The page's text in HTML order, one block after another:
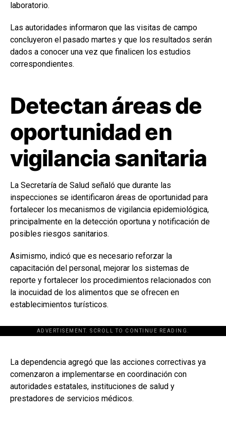
laboratorio.
Las autoridades informaron que las visitas de campo
concluyeron el pasado martes y que los resultados serán
dados a conocer una vez que finalicen los estudios
correspondientes.
Detectan áreas de
oportunidad en
vigilancia sanitaria
La Secretaría de Salud señaló que durante las
inspecciones se identificaron áreas de oportunidad para
fortalecer los mecanismos de vigilancia epidemiológica,
principalmente en la detección oportuna y notificación de
posibles riesgos sanitarios.
Asimismo, indicó que es necesario reforzar la
capacitación del personal, mejorar los sistemas de
reporte y fortalecer los procedimientos relacionados con
la inocuidad de los alimentos que se ofrecen en
establecimientos turísticos.
ADVERTISEMENT. SCROLL TO CONTINUE READING.
[adsforwp id="243463"]
La dependencia agregó que las acciones correctivas ya
comenzaron a implementarse en coordinación con
autoridades estatales, instituciones de salud y
prestadores de servicios médicos.